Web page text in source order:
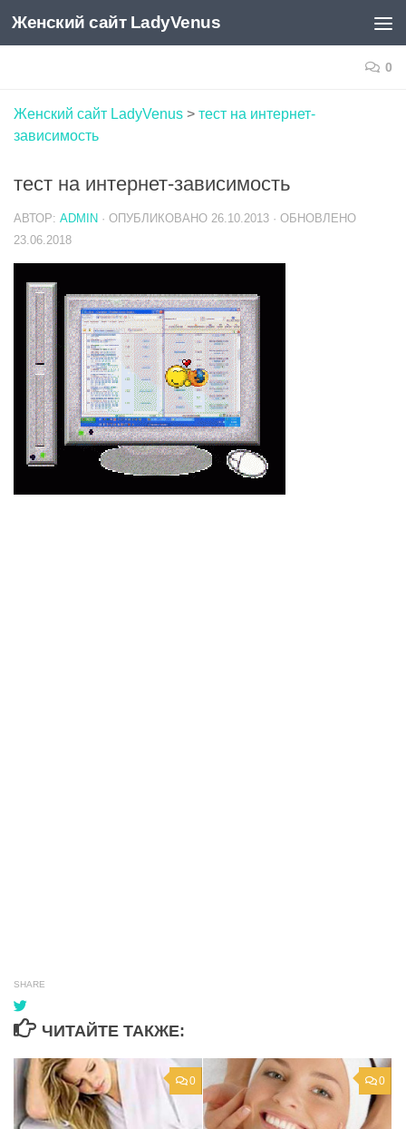
Skip to content
Женский сайт LadyVenus
0
Женский сайт LadyVenus > тест на интернет-
зависимость
тест на интернет-зависимость
АВТОР: ADMIN · ОПУБЛИКОВАНО 26.10.2013 · ОБНОВЛЕНО
23.06.2018
SHARE
ЧИТАЙТЕ ТАКЖЕ:
0 0